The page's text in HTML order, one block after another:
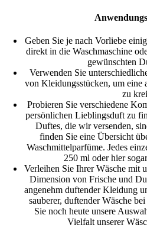
Geben Sie je nach Vorliebe
direkt in die Waschmaschine
gewünschten
Verwenden Sie
von Kleidungsstücken, um eine
zu
Probieren Sie verschiedene
persönlichen Lieblingsduft zu
Duftes, die wir versenden,
finden Sie eine Übersicht
Waschmittelparfüme. Jedes
250 ml oder hier
Verleihen Sie Ihrer Wäsche mit
Dimension von Frische und
angenehm duftender Kleidung
sauberer, duftender Wäsche
Sie noch heute unsere
Vielfalt unserer